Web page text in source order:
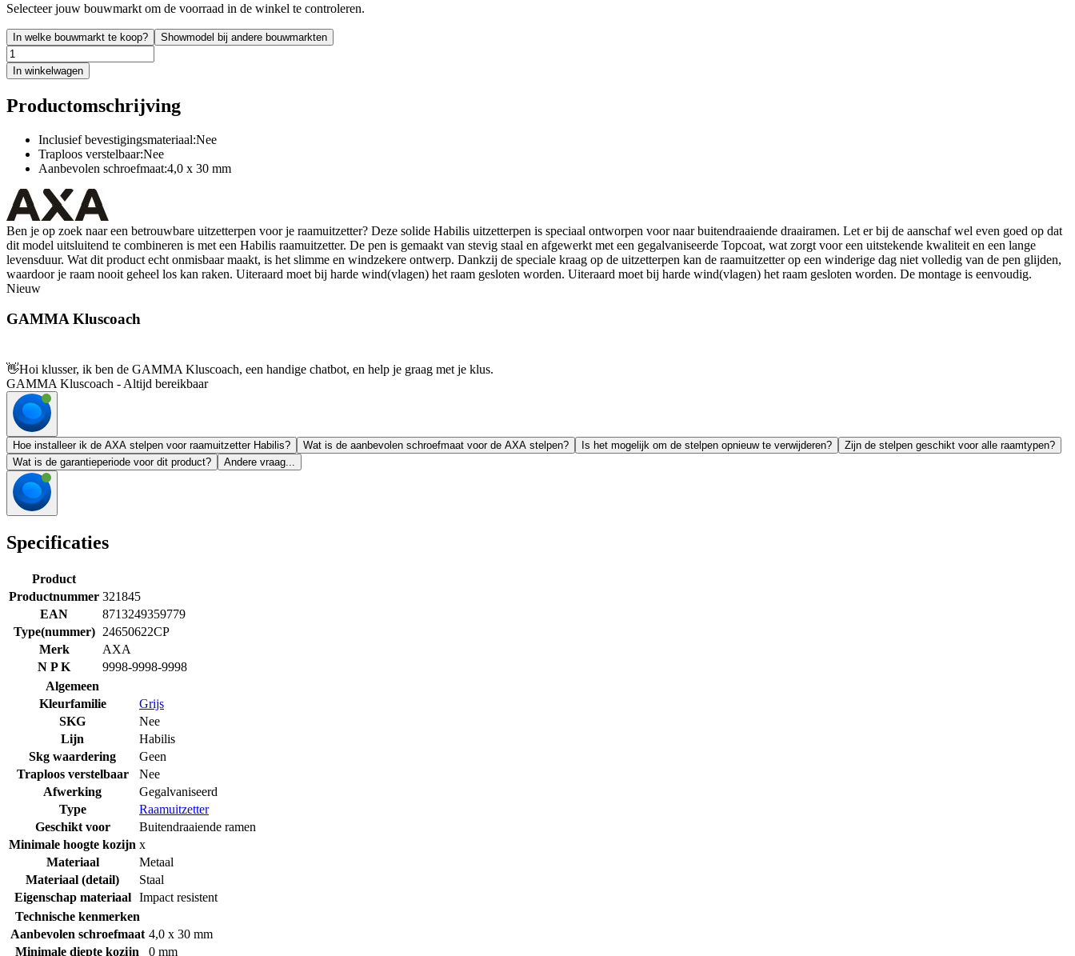
Selecteer jouw bouwmarkt om de voorraad in de winkel te controleren.
In welke bouwmarkt te koop? Showmodel bij andere bouwmarkten
In winkelwagen
Productomschrijving
Inclusief bevestigingsmateriaal:Nee
Traploos verstelbaar:Nee
Aanbevolen schroefmaat:4,0 x 30 mm
Ben je op zoek naar een betrouwbare uitzetterpen voor je raamuitzetter? Deze solide Habilis uitzetterpen is speciaal ontworpen voor naar buitendraaiende draairamen. Let er bij de aanschaf wel even goed op dat
dit model uitsluitend te combineren is met een Habilis raamuitzetter. De pen is gemaakt van stevig staal en afgewerkt met een gegalvaniseerde Topcoat, wat zorgt voor een uitstekende kwaliteit en een lange
levensduur. Wat dit product echt onmisbaar maakt, is het slimme en windzekere ontwerp. Dankzij de speciale kraag op de uitzetterpen kan de raamuitzetter op een winderige dag niet volledig van de pen glijden,
waardoor je raam nooit geheel los kan raken. Uiteraard moet bij harde wind(vlagen) het raam gesloten worden. Uiteraard moet bij harde wind(vlagen) het raam gesloten worden. De montage is eenvoudig.
Nieuw
GAMMA Kluscoach
👋Hoi klusser, ik ben de GAMMA Kluscoach, een handige chatbot, en help je graag met je klus.
GAMMA Kluscoach - Altijd bereikbaar
Hoe installeer ik de AXA stelpen voor raamuitzetter Habilis? Wat is de aanbevolen schroefmaat voor de AXA stelpen? Is het mogelijk om de stelpen opnieuw te verwijderen?
Zijn de stelpen geschikt voor alle raamtypen?
Wat is de garantieperiode voor dit product?
Andere vraag...
Specificaties
Product
Productnummer 321845
EAN
8713249359779
Type(nummer)
24650622CP
Merk
AXA
N P K
9998-9998-9998
Algemeen
Kleurfamilie
Grijs
SKG
Nee
Lijn
Habilis
Skg waardering
Geen
Traploos verstelbaar
Nee
Afwerking
Gegalvaniseerd
Type
Raamuitzetter
Geschikt voor
Buitendraaiende ramen
Minimale hoogte kozijn x
Materiaal
Metaal
Materiaal (detail)
Staal
Eigenschap materiaal
Impact resistent
Technische kenmerken
Aanbevolen schroefmaat 4,0 x 30 mm
Minimale diepte kozijn
0 mm